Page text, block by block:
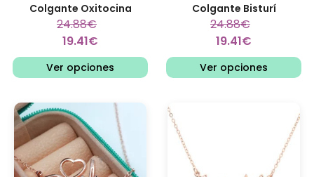
Colgante Oxitocina
24.88€
19.41€
Ver opciones
Colgante Bisturí
24.88€
19.41€
Ver opciones